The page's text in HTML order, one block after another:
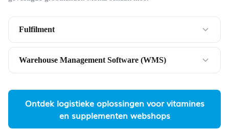
Fulfilment
Warehouse Management Software (WMS)
Ontdek logistieke oplossingen voor vitamines
en supplementen webshops